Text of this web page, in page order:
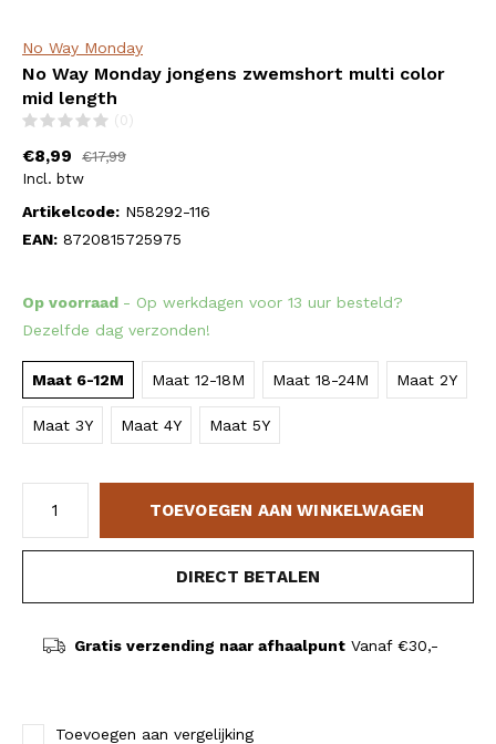
No Way Monday
No Way Monday jongens zwemshort multi color
mid length
(0)
€8,99
€17,99
Incl. btw
Artikelcode: N58292-116
EAN: 8720815725975
Op voorraad - Op werkdagen voor 13 uur besteld?
Dezelfde dag verzonden!
Maat 6-12M Maat 12-18M Maat 18-24M Maat 2Y
Maat 3Y Maat 4Y Maat 5Y
TOEVOEGEN AAN WINKELWAGEN
DIRECT BETALEN
Gratis verzending naar afhaalpuntVanaf €30,-
Toevoegen aan vergelijking